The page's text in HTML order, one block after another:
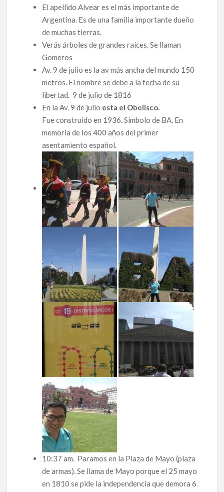
El apellido Alvear es el más importante de
Argentina. Es de una familia importante dueño
de muchas tierras.
Verás árboles de grandes raíces. Se llaman
Gomeros
Av. 9 de julio es la av más ancha del mundo 150
metros. El nombre se debe a la fecha de su
libertad. 9 de julio de 1816
En la Av. 9 de julio esta el Obelisco.
Fue construido en 1936. Símbolo de BA. En
memoria de los 400 años del primer
asentamiento español.
10:37 am. Paramos en la Plaza de Mayo (plaza
de armas). Se llama de Mayo porque el 25 mayo
en 1810 se pide la independencia que demora 6